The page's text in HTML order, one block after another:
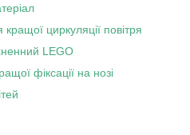
циркуляції повітря
LEGO
фіксації на нозі